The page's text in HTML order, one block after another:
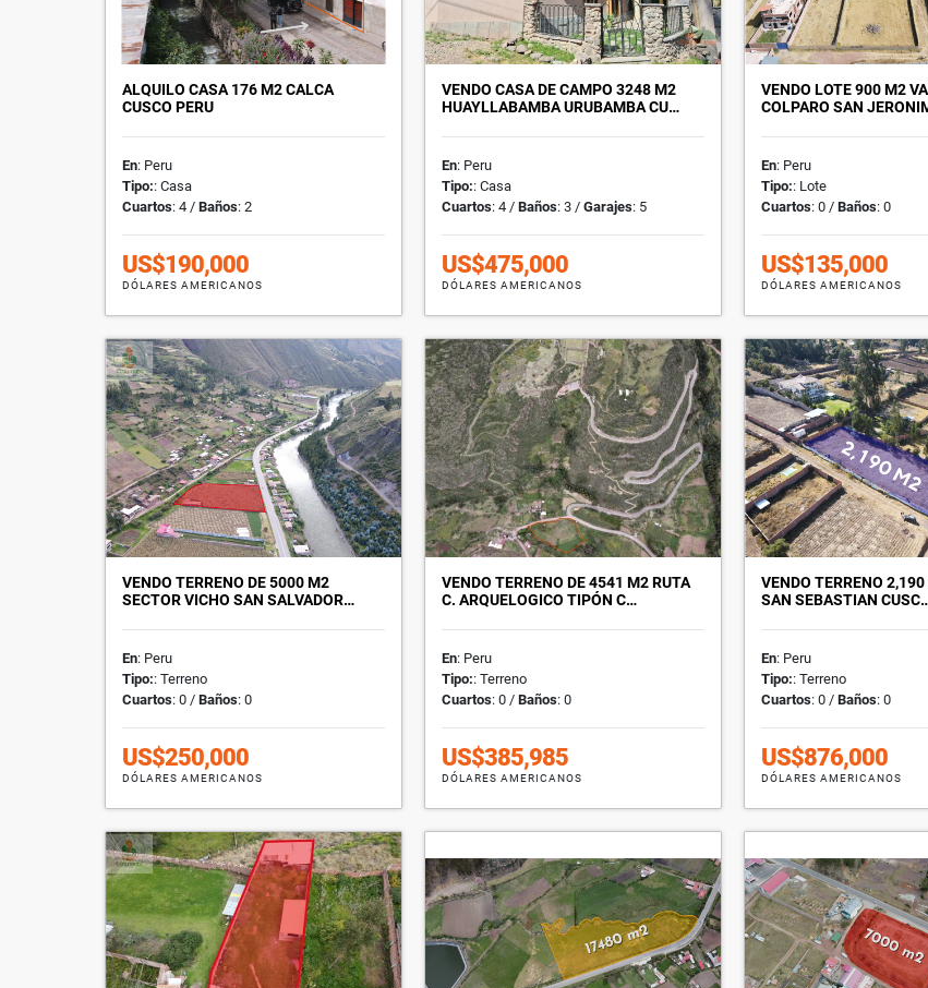
ALQUILO CASA 176 M2 CALCA
CUSCO PERU
En: Peru
Tipo:: Casa
Cuartos: 4 / Baños: 2
US$190,000
DÓLARES AMERICANOS
VENDO CASA DE CAMPO 3248 M2
HUAYLLABAMBA URUBAMBA CU…
En: Peru
Tipo:: Casa
Cuartos: 4 / Baños: 3 / Garajes: 5
US$475,000
DÓLARES AMERICANOS
VENDO LOTE 900 M2
COLPARO SAN
En: Peru
Tipo:: Lote
Cuartos: 0 / Baños: 0
US$135,000
DÓLARES AMERICANOS
VENDO TERRENO DE 5000 M2
SECTOR VICHO SAN SALVADOR…
En: Peru
Tipo:: Terreno
Cuartos: 0 / Baños: 0
US$250,000
DÓLARES AMERICANOS
VENDO TERRENO DE 4541 M2 RUTA
C. ARQUELOGICO TIPÓN C…
En: Peru
Tipo:: Terreno
Cuartos: 0 / Baños: 0
US$385,985
DÓLARES AMERICANOS
VENDO TERRENO
SAN SEBASTIAN
En: Peru
Tipo:: Terreno
Cuartos: 0 / Baños: 0
US$876,000
DÓLARES AMERICANOS